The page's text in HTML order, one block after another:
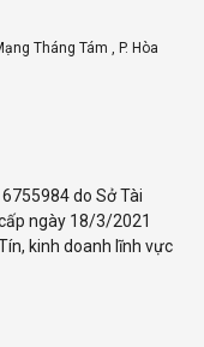
Tháng Tám , P. Hòa
do Sở Tài
ngày 18/3/2021
kinh doanh lĩnh vực